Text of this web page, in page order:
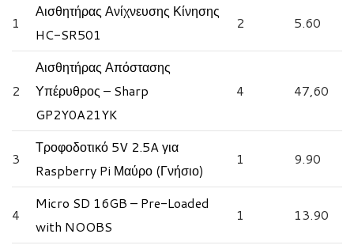
1
Αισθητήρας Ανίχνευσης Κίνησης
HC-SR501
2 5.60
2
Αισθητήρας Απόστασης
Υπέρυθρος – Sharp
GP2Y0A21YK
4 47,60
3
Τροφοδοτικό 5V 2.5A για
Raspberry Pi Μαύρο (Γνήσιο)
1 9.90
4
Micro SD 16GB – Pre-Loaded
with NOOBS
1 13.90